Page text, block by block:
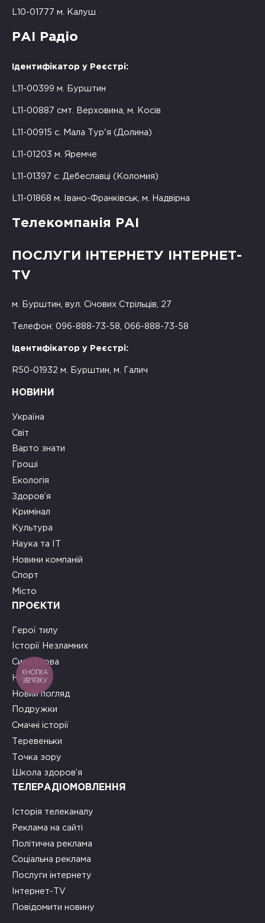
L10-01777 м. Калуш
РАІ Радіо
Ідентифікатор у Реєстрі:
L11-00399 м. Бурштин
L11-00887 смт. Верховина, м. Косів
L11-00915 с. Мала Тур'я (Долина)
L11-01203 м. Яремче
L11-01397 с. Дебеславці (Коломия)
L11-01868 м. Івано-Франківськ, м. Надвірна
Телекомпанія РАІ
ПОСЛУГИ ІНТЕРНЕТУ ІНТЕРНЕТ-
TV
м. Бурштин, вул. Січових Стрільців, 27
Телефон: 096-888-73-58, 066-888-73-58
Ідентифікатор у Реєстрі:
R50-01932 м. Бурштин, м. Галич
НОВИНИ
Україна
Світ
Варто знати
Гроші
Екологія
Здоров’я
Кримінал
Культура
Наука та ІТ
Новини компаній
Спорт
Місто
ПРОЄКТИ
Герої тилу
Історії Незламних
Сила слова
На часі
Новий погляд
Подружки
Смачні історії
Теревеньки
Точка зору
Школа здоров’я
ТЕЛЕРАДІОМОВЛЕННЯ
Історія телеканалу
Реклама на сайті
Політична реклама
Соціальна реклама
Послуги інтернету
Інтернет-TV
Повідомити новину
КНОПКА
ЗВ'ЯЗКУ